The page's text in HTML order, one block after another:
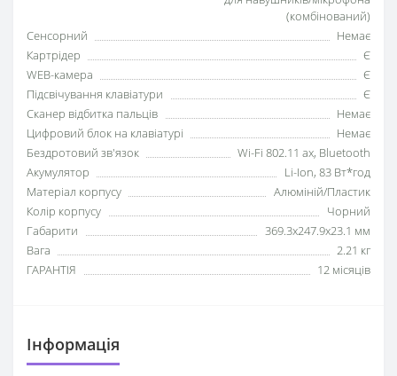
(комбінований)
Сенсорний
Немає
Картрідер
Є
WEB-камера
Є
Підсвічування клавіатури
Є
Сканер відбитка пальців
Немає
Цифровий блок на клавіатурі
Немає
Бездротовий зв'язок
Wi-Fi 802.11 ax, Bluetooth
Акумулятор
Li-Ion, 83 Вт*год
Матеріал корпусу
Алюміній/Пластик
Колір корпусу
Чорний
Габарити
369.3x247.9x23.1 мм
Вага
2.21 кг
ГАРАНТІЯ
12 місяців
Iнформація